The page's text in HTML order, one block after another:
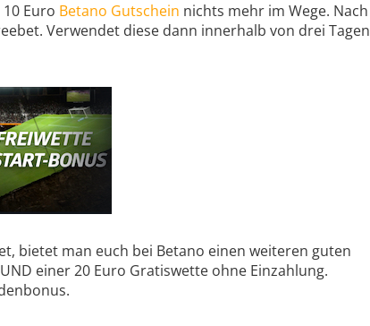
Euro Betano Gutschein nichts mehr im Wege. Nach
Verwendet diese dann innerhalb von drei Tagen
bietet man euch bei Betano einen weiteren guten
einer 20 Euro Gratiswette ohne Einzahlung.